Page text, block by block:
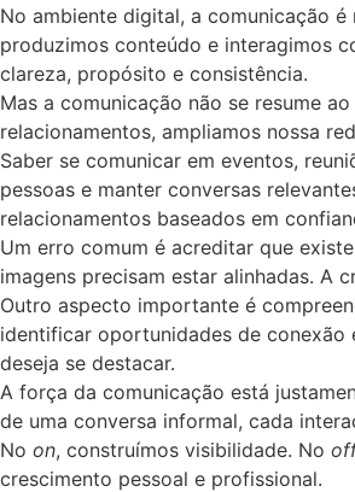
No ambiente digital, a comunicação
produzimos conteúdo e interagimos
clareza, propósito e consistência.
Mas a comunicação não se resume
relacionamentos, ampliamos nossa
Saber se comunicar em eventos,
pessoas e manter conversas
relacionamentos baseados em
Um erro comum é acreditar que
imagens precisam estar alinhadas. A
Outro aspecto importante é
identificar oportunidades de conexão
deseja se destacar.
A força da comunicação está
de uma conversa informal, cada
No on, construímos visibilidade. No
crescimento pessoal e profissional.